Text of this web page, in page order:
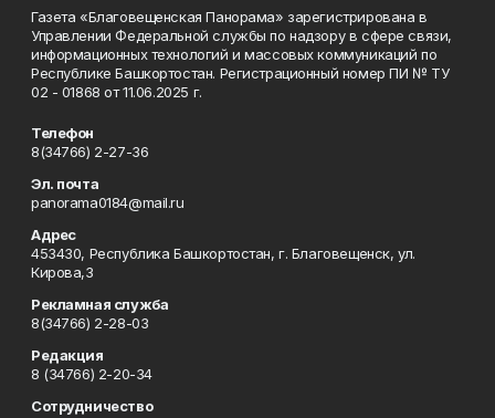
Газета «Благовещенская Панорама» зарегистрирована в
Управлении Федеральной службы по надзору в сфере связи,
информационных технологий и массовых коммуникаций по
Республике Башкортостан. Регистрационный номер ПИ № ТУ
02 - 01868 от 11.06.2025 г.
Телефон
8(34766) 2-27-36
Эл. почта
panorama0184@mail.ru
Адрес
453430, Республика Башкортостан, г. Благовещенск, ул.
Кирова,3
Рекламная служба
8(34766) 2-28-03
Редакция
8 (34766) 2-20-34
Сотрудничество